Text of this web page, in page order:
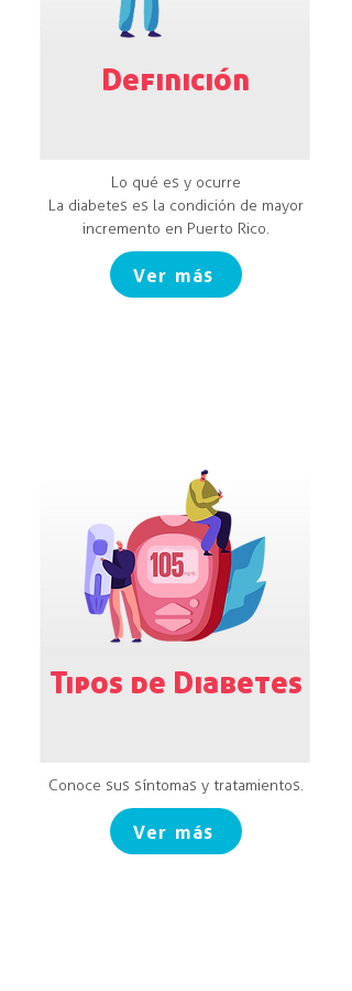
Definición
Lo qué es y ocurre
La diabetes es la condición de mayor
incremento en Puerto Rico.
Ver más
Tipos de Diabetes
Conoce sus síntomas y tratamientos.
Ver más